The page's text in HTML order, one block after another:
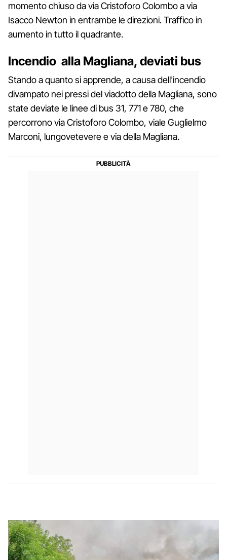
momento chiuso da via Cristoforo Colombo a via
Isacco Newton in entrambe le direzioni. Traffico in
aumento in tutto il quadrante.
Incendio alla Magliana, deviati bus
Stando a quanto si apprende, a causa dell'incendio
divampato nei pressi del viadotto della Magliana, sono
state deviate le linee di bus 31, 771 e 780, che
percorrono via Cristoforo Colombo, viale Guglielmo
Marconi, lungovetevere e via della Magliana.